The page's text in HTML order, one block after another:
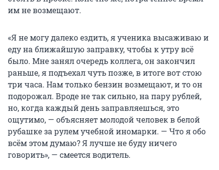
им не возмещают.
«Я не могу далеко ездить, я ученика высаживаю и
еду на ближайшую заправку, чтобы к утру всё
было. Мне занял очередь коллега, он закончил
раньше, я подъехал чуть позже, в итоге вот стою
три часа. Нам только бензин возмещают, и то он
подорожал. Вроде не так сильно, на пару рублей,
но, когда каждый день заправляешься, это
ощутимо, — объясняет молодой человек в белой
рубашке за рулем учебной иномарки. — Что я обо
всём этом думаю? Я лучше не буду ничего
говорить», — смеется водитель.